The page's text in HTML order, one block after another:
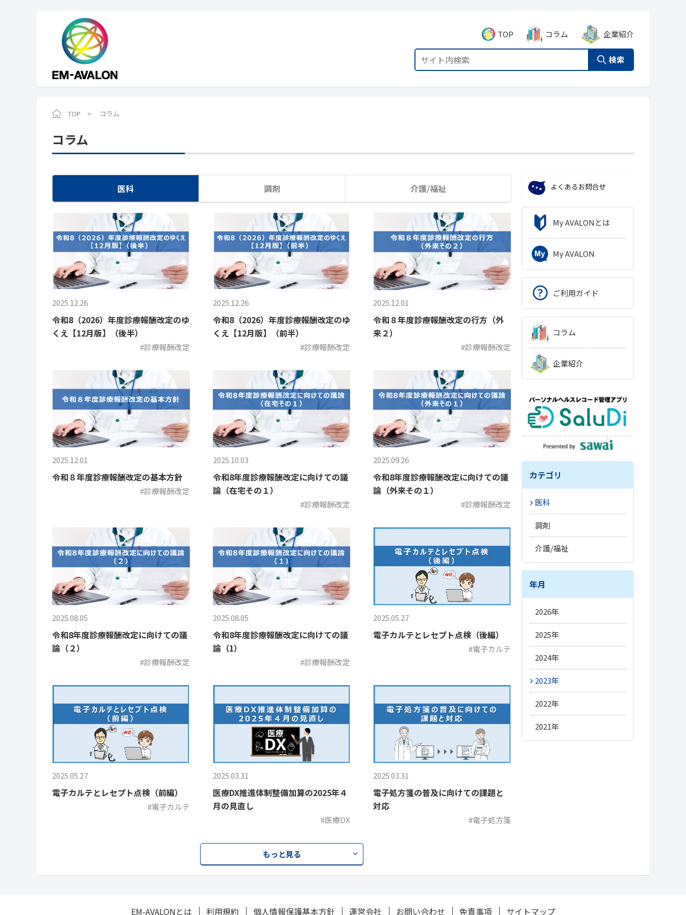
TOP コラム 企業紹介
検索
TOP コラム
コラム
医科 調剤 介護/福祉
2025.12.26
令和8（2026）年度診療報酬改定のゆ
くえ【12月版】（後半）
#診療報酬改定
2025.12.26
令和8（2026）年度診療報酬改定のゆ
くえ【12月版】（前半）
#診療報酬改定
2025.12.01
令和８年度診療報酬改定の行方（外
来２）
#診療報酬改定
2025.12.01
令和８年度診療報酬改定の基本方針
#診療報酬改定
2025.10.03
令和8年度診療報酬改定に向けての議
論（在宅その１）
#診療報酬改定
2025.09.26
令和8年度診療報酬改定に向けての議
論（外来その１）
#診療報酬改定
2025.08.05
令和8年度診療報酬改定に向けての議
論（２）
#診療報酬改定
2025.08.05
令和8年度診療報酬改定に向けての議
論（1）
#診療報酬改定
2025.05.27
電子カルテとレセプト点検（後編）
#電子カルテ
2025.05.27
電子カルテとレセプト点検（前編）
#電子カルテ
2025.03.31
医療DX推進体制整備加算の2025年４
月の見直し
#医療DX
2025.03.31
電子処方箋の普及に向けての課題と
対応
#電子処方箋
もっと見る
My AVALONとは
My AVALON
ご利用ガイド
コラム
企業紹介
カテゴリ
医科
#トレンド
#開業準備
#改定情報
#新薬情報
#電子処方箋
#オンライン資格確認
#オンライン診療
#医療DX
#電子カルテ
#経営
#レセプト
#診療報酬改定
調剤
#トレンド
#薬局経営
#改定情報
#電子処方箋
#オンライン服薬指導
#薬局DX
#人材/キャリア
#物流
介護/福祉
#トレンド
#施設経営
#人材情報
#改定情報
#介護DX
年月
2026年
3月
2025年
12月
10月
9月
8月
2024年
12月
11月
10月
2023年
12月
11月
2022年
12月
2021年
12月
EM-AVALONとは 利用規約 個人情報保護基本方針 運営会社 お問い合わせ 免責事項 サイトマップ